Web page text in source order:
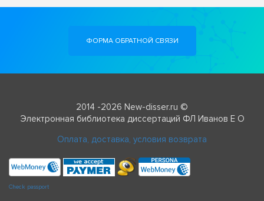
ФОРМА ОБРАТНОЙ СВЯЗИ
2014 -2026 New-disser.ru ©
Электронная библиотека диссертаций ФЛ Иванов Е О
Оплата, доставка, условия возврата
Check passport